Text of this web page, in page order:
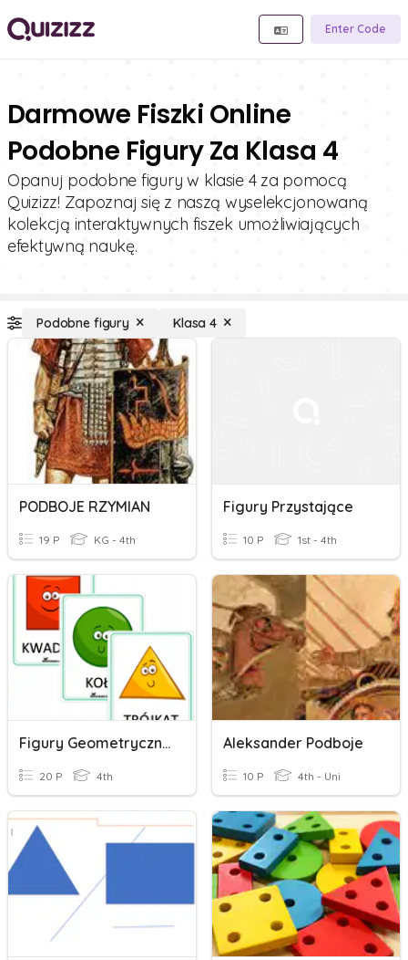
Enter Code
Darmowe Fiszki Online
Podobne Figury Za Klasa 4
Opanuj podobne figury w klasie 4 za pomocą
Quizizz! Zapoznaj się z naszą wyselekcjonowaną
kolekcją interaktywnych fiszek umożliwiających
efektywną naukę.
Podobne figury Klasa 4
PODBOJE RZYMIAN
19 P KG - 4th
Figury Przystające
10 P 1st - 4th
Figury Geometryczne
20 P 4th
Aleksander Podboje
10 P 4th - Uni